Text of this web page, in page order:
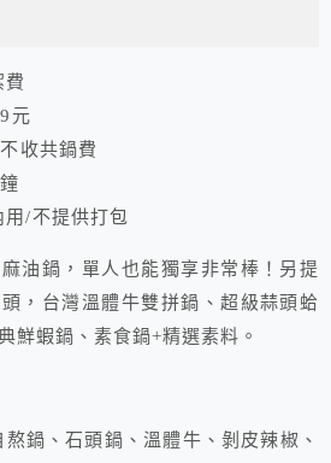
費
元
收共鍋費
用/不提供打包
油鍋，單人也能獨享非常棒！另提
，台灣溫體牛雙拼鍋、超級蒜頭蛤
鮮蝦鍋、素食鍋+精選素料。
鍋、石頭鍋、溫體牛、剝皮辣椒、